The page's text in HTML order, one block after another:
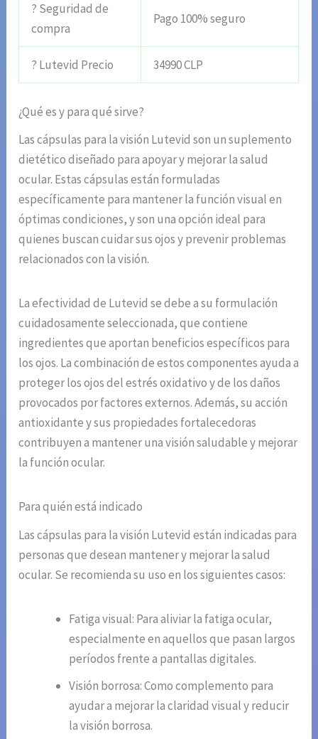
? Seguridad de
compra
Pago 100% seguro
? Lutevid Precio 34990 CLP
¿Qué es y para qué sirve?
Las cápsulas para la visión Lutevid son un suplemento
dietético diseñado para apoyar y mejorar la salud
ocular. Estas cápsulas están formuladas
específicamente para mantener la función visual en
óptimas condiciones, y son una opción ideal para
quienes buscan cuidar sus ojos y prevenir problemas
relacionados con la visión.
La efectividad de Lutevid se debe a su formulación
cuidadosamente seleccionada, que contiene
ingredientes que aportan beneficios específicos para
los ojos. La combinación de estos componentes ayuda a
proteger los ojos del estrés oxidativo y de los daños
provocados por factores externos. Además, su acción
antioxidante y sus propiedades fortalecedoras
contribuyen a mantener una visión saludable y mejorar
la función ocular.
Para quién está indicado
Las cápsulas para la visión Lutevid están indicadas para
personas que desean mantener y mejorar la salud
ocular. Se recomienda su uso en los siguientes casos:
Fatiga visual: Para aliviar la fatiga ocular,
especialmente en aquellos que pasan largos
períodos frente a pantallas digitales.
Visión borrosa: Como complemento para
ayudar a mejorar la claridad visual y reducir
la visión borrosa.